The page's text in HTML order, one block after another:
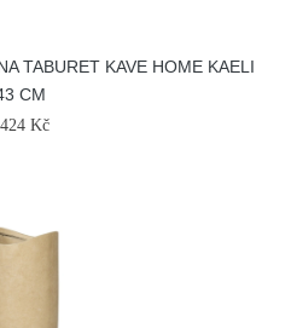
TABURET KAVE HOME KAELI
CM
Kč